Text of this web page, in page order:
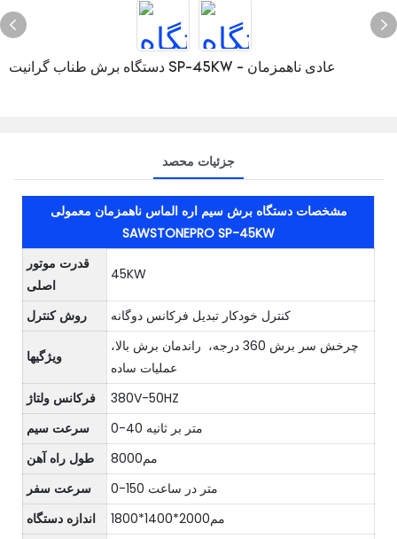
دستگاه برش طناب گرانیت SP-45KW - عادی ناهمزمان
جزئیات محصد
مشخصات دستگاه برش سیم اره الماس ناهمزمان معمولی
SAWSTONEPRO SP-45KW
قدرت موتور
اصلی
45KW
روش کنترل کنترل خودکار تبدیل فرکانس دوگانه
ویژگیها
چرخش سر برش 360 درجه، راندمان برش بالا،
عملیات ساده
فرکانس ولتاژ
380V-50HZ
سرعت سیم
0-40 متر بر ثانیه
طول راه آهن
مم8000
سرعت سفر
0-150 متر در ساعت
اندازه دستگاه
مم2000*1400*1800